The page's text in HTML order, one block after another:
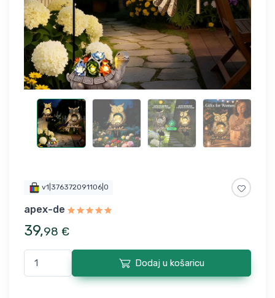
v1|376372091106|0
apex-de
39,98 €
Dodaj u košaricu